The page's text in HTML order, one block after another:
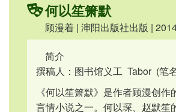
何以笙箫默
顾漫着 | 渖阳出版社出版 |
简介
撰稿人：图书馆义工 Tabor (笔
《何以笙箫默》是作者顾漫创作
言情小说之一。何以琛、赵默笙